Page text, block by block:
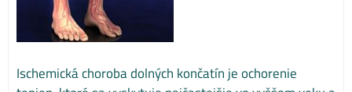
Ischemická choroba dolných končatín je ochorenie